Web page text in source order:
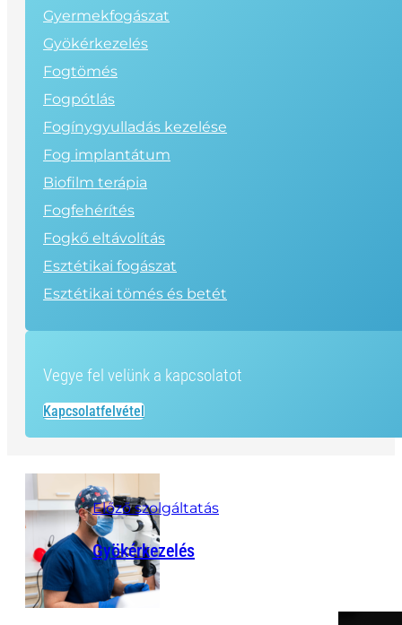
Gyermekfogászat
Gyökérkezelés
Fogtömés
Fogpótlás
Fogínygyulladás kezelése
Fog implantátum
Biofilm terápia
Fogfehérítés
Fogkő eltávolítás
Esztétikai fogászat
Esztétikai tömés és betét
Vegye fel velünk a kapcsolatot
Kapcsolatfelvétel
Előző szolgáltatás
Gyökérkezelés